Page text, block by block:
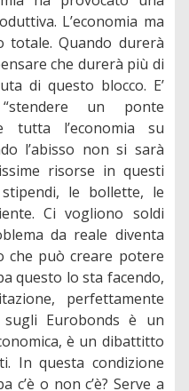
L’economia ma
totale. Quando durerà
che durerà più di
di questo blocco. E’
un ponte
tutta l’economia su
l’abisso non si sarà
risorse in questi
le bollette, le
Ci vogliono soldi
da reale diventa
che può creare potere
questo lo sta facendo,
perfettamente
Eurobonds è un
è un dibattitto
In questa condizione
c’è o non c’è? Serve a